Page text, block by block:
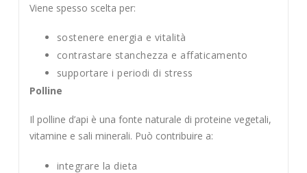
Viene spesso scelta per:
sostenere energia e vitalità
contrastare stanchezza e affaticamento
supportare i periodi di stress
Polline
Il polline d’api è una fonte naturale di proteine vegetali,
vitamine e sali minerali. Può contribuire a:
integrare la dieta